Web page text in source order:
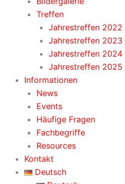
Treffen
Jahrestreffen 2022
Jahrestreffen 2023
Jahrestreffen 2024
Jahrestreffen 2025
Informationen
News
Events
Häufige Fragen
Fachbegriffe
Resources
Kontakt
Deutsch